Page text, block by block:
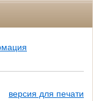
версия для печати